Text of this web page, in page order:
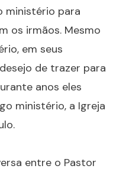
ministério para
os irmãos. Mesmo
em seus
de trazer para
anos eles
ministério, a Igreja
entre o Pastor